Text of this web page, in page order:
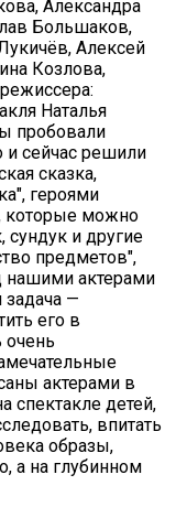
Александра
Большаков,
Алексей
Козлова,
Наталья
пробовали
и сейчас решили
сказка,
героями
которые можно
сундук и другие
предметов",
нашими актерами
—
его в
очень
актерами в
спектакле детей,
впитать
образы,
а на глубинном